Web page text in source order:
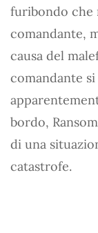
furibondo che
comandante,
causa del
comandante
bordo,
di una
catastrofe.